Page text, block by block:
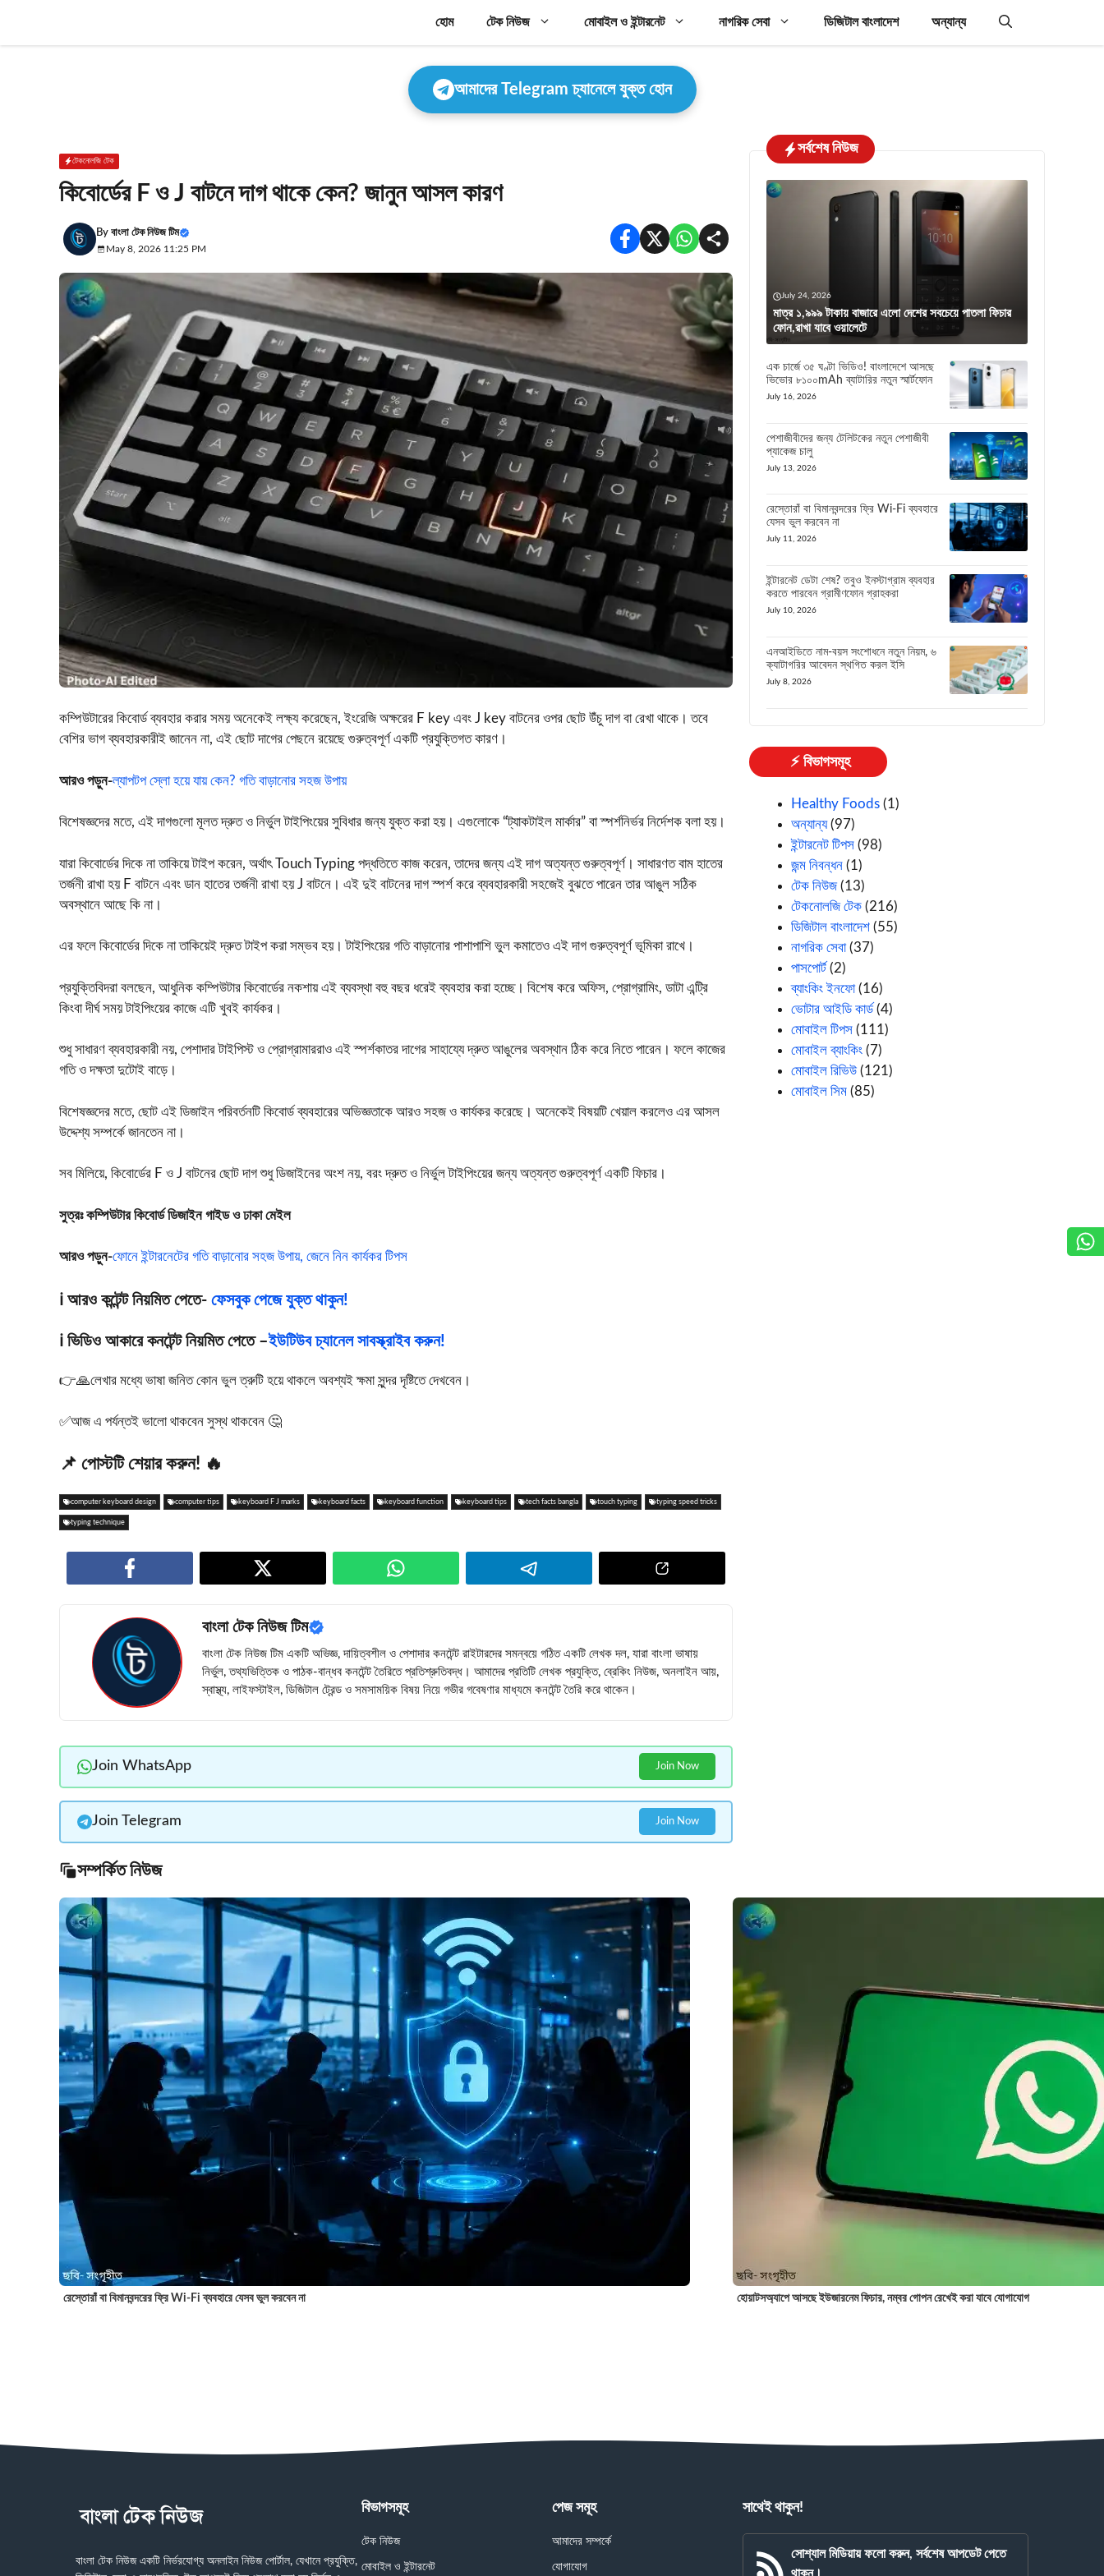
content
হোম টেক নিউজ মোবাইল ও ইন্টারনেট নাগরিক সেবা ডিজিটাল বাংলাদেশ অন্যান্য
আমাদের Telegram চ্যানেলে যুক্ত হোন
টেকনোলজি টেক
কিবোর্ডের F ও J বাটনে দাগ থাকে কেন? জানুন আসল কারণ
By বাংলা টেক নিউজ টিম
May 8, 2026 11:25 PM
কম্পিউটারের কিবোর্ড ব্যবহার করার সময় অনেকেই লক্ষ্য করেছেন, ইংরেজি অক্ষরের F key এবং J key বাটনের ওপর ছোট উঁচু দাগ বা রেখা থাকে। তবে
বেশির ভাগ ব্যবহারকারীই জানেন না, এই ছোট দাগের পেছনে রয়েছে গুরুত্বপূর্ণ একটি প্রযুক্তিগত কারণ।
আরও পড়ুন-ল্যাপটপ স্লো হয়ে যায় কেন? গতি বাড়ানোর সহজ উপায়
বিশেষজ্ঞদের মতে, এই দাগগুলো মূলত দ্রুত ও নির্ভুল টাইপিংয়ের সুবিধার জন্য যুক্ত করা হয়। এগুলোকে “ট্যাকটাইল মার্কার” বা স্পর্শনির্ভর নির্দেশক বলা হয়।
যারা কিবোর্ডের দিকে না তাকিয়ে টাইপ করেন, অর্থাৎTouch Typing পদ্ধতিতে কাজ করেন, তাদের জন্য এই দাগ অত্যন্ত গুরুত্বপূর্ণ। সাধারণত বাম হাতের
তর্জনী রাখা হয় F বাটনে এবং ডান হাতের তর্জনী রাখা হয় J বাটনে। এই দুই বাটনের দাগ স্পর্শ করে ব্যবহারকারী সহজেই বুঝতে পারেন তার আঙুল সঠিক
অবস্থানে আছে কি না।
এর ফলে কিবোর্ডের দিকে না তাকিয়েই দ্রুত টাইপ করা সম্ভব হয়। টাইপিংয়ের গতি বাড়ানোর পাশাপাশি ভুল কমাতেও এই দাগ গুরুত্বপূর্ণ ভূমিকা রাখে।
প্রযুক্তিবিদরা বলছেন, আধুনিক কম্পিউটার কিবোর্ডের নকশায় এই ব্যবস্থা বহু বছর ধরেই ব্যবহার করা হচ্ছে। বিশেষ করে অফিস, প্রোগ্রামিং, ডাটা এন্ট্রি
কিংবা দীর্ঘ সময় টাইপিংয়ের কাজে এটি খুবই কার্যকর।
শুধু সাধারণ ব্যবহারকারী নয়, পেশাদার টাইপিস্ট ও প্রোগ্রামাররাও এই স্পর্শকাতর দাগের সাহায্যে দ্রুত আঙুলের অবস্থান ঠিক করে নিতে পারেন। ফলে কাজের
গতি ও দক্ষতা দুটোই বাড়ে।
বিশেষজ্ঞদের মতে, ছোট এই ডিজাইন পরিবর্তনটি কিবোর্ড ব্যবহারের অভিজ্ঞতাকে আরও সহজ ও কার্যকর করেছে। অনেকেই বিষয়টি খেয়াল করলেও এর আসল
উদ্দেশ্য সম্পর্কে জানতেন না।
সব মিলিয়ে, কিবোর্ডের F ও J বাটনের ছোট দাগ শুধু ডিজাইনের অংশ নয়, বরং দ্রুত ও নির্ভুল টাইপিংয়ের জন্য অত্যন্ত গুরুত্বপূর্ণ একটি ফিচার।
সুত্রঃ কম্পিউটার কিবোর্ড ডিজাইন গাইড ও ঢাকা মেইল
আরও পড়ুন-ফোনে ইন্টারনেটের গতি বাড়ানোর সহজ উপায়, জেনে নিন কার্যকর টিপস
ℹ️ আরও কন্টেন্ট নিয়মিত পেতে- ফেসবুক পেজে যুক্ত থাকুন!
ℹ️ ভিডিও আকারে কনটেন্ট নিয়মিত পেতে –ইউটিউব চ্যানেল সাবস্ক্রাইব করুন!
👉🙏লেখার মধ্যে ভাষা জনিত কোন ভুল ত্রুটি হয়ে থাকলে অবশ্যই ক্ষমা সুন্দর দৃষ্টিতে দেখবেন।
✅আজ এ পর্যন্তই ভালো থাকবেন সুস্থ থাকবেন 🤔
📌 পোস্টটি শেয়ার করুন! 🔥
computer keyboard design computer tips keyboard F J marks keyboard facts keyboard function keyboard tips tech facts bangla touch typing typing speed tricks
typing technique
বাংলা টেক নিউজ টিম
বাংলা টেক নিউজ টিম একটি অভিজ্ঞ, দায়িত্বশীল ও পেশাদার কনটেন্ট রাইটারদের সমন্বয়ে গঠিত একটি লেখক দল, যারা বাংলা ভাষায়
নির্ভুল, তথ্যভিত্তিক ও পাঠক-বান্ধব কনটেন্ট তৈরিতে প্রতিশ্রুতিবদ্ধ। আমাদের প্রতিটি লেখক প্রযুক্তি, ব্রেকিং নিউজ, অনলাইন আয়,
স্বাস্থ্য, লাইফস্টাইল, ডিজিটাল ট্রেন্ড ও সমসাময়িক বিষয় নিয়ে গভীর গবেষণার মাধ্যমে কনটেন্ট তৈরি করে থাকেন।
Join WhatsApp Join Now
Join Telegram Join Now
সম্পর্কিত নিউজ
রেস্তোরাঁ বা বিমানবন্দরের ফ্রি Wi-Fi ব্যবহারে যেসব ভুল করবেন না হোয়াটসঅ্যাপে আসছে ইউজারনেম ফিচার, নম্বর গোপন রেখেই করা যাবে যোগাযোগ
সর্বশেষ নিউজ
July 24, 2026
মাত্র ১,৯৯৯ টাকায় বাজারে এলো দেশের সবচেয়ে পাতলা ফিচার
ফোন,রাখা যাবে ওয়ালেটে
এক চার্জে ৩৫ ঘণ্টা ভিডিও! বাংলাদেশে আসছে
ভিভোর ৮১০০mAh ব্যাটারির নতুন স্মার্টফোন
July 16, 2026
পেশাজীবীদের জন্য টেলিটকের নতুন পেশাজীবী
প্যাকেজ চালু
July 13, 2026
রেস্তোরাঁ বা বিমানবন্দরের ফ্রি Wi-Fi ব্যবহারে
যেসব ভুল করবেন না
July 11, 2026
ইন্টারনেট ডেটা শেষ? তবুও ইনস্টাগ্রাম ব্যবহার
করতে পারবেন গ্রামীণফোন গ্রাহকরা
July 10, 2026
এনআইডিতে নাম-বয়স সংশোধনে নতুন নিয়ম, ৬
ক্যাটাগরির আবেদন স্থগিত করল ইসি
July 8, 2026
⚡ বিভাগসমূহ
Healthy Foods (1)
অন্যান্য(97)
ইন্টারনেট টিপস (98)
জন্ম নিবন্ধন (1)
টেক নিউজ(13)
টেকনোলজি টেক (216)
ডিজিটাল বাংলাদেশ (55)
নাগরিক সেবা(37)
পাসপোর্ট (2)
ব্যাংকিং ইনফো(16)
ভোটার আইডি কার্ড (4)
মোবাইল টিপস (111)
মোবাইল ব্যাংকিং (7)
মোবাইল রিভিউ (121)
মোবাইল সিম (85)
বাংলা টেক নিউজ একটি নির্ভরযোগ্য অনলাইন নিউজ পোর্টাল, যেখানে প্রযুক্তি,
বিভাগসমূহ
টেক নিউজ
মোবাইল ও ইন্টারনেট
পেজ সমূহ
আমাদের সম্পর্কে
যোগাযোগ
সাথেই থাকুন!
সোশ্যাল মিডিয়ায় ফলো করুন, সর্বশেষ আপডেট পেতে
থাকুন।